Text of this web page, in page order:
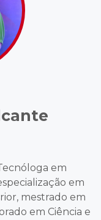
em
em
mestrado em
em Ciência e